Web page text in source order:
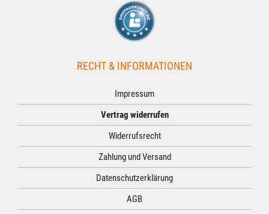
RECHT & INFORMATIONEN
Impressum
Vertrag widerrufen
Widerrufsrecht
Zahlung und Versand
Datenschutzerklärung
AGB